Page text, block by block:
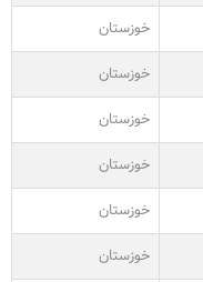
خوزستان
خوزستان
خوزستان
خوزستان
خوزستان
خوزستان